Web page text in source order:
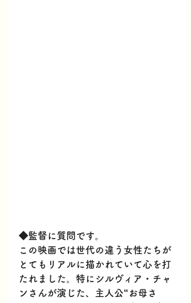
◆監督に質問です。
この映画では世代の違う女性たちが
とてもリアルに描かれていて心を打
たれました。特にシルヴィア・チャ
ンさんが演じた、主人公“お母さ